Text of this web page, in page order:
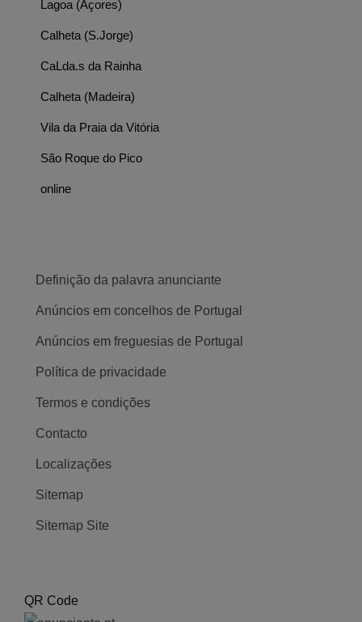
Lagoa (Açores)
Calheta (S.Jorge)
CaLda.s da Rainha
Calheta (Madeira)
Vila da Praia da Vitória
São Roque do Pico
online
Definição da palavra anunciante
Anúncios em concelhos de Portugal
Anúncios em freguesias de Portugal
Política de privacidade
Termos e condições
Contacto
Localizações
Sitemap
Sitemap Site
QR Code